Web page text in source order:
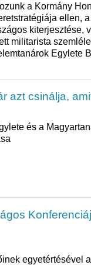
a Kormány
ellen,
kiterjesztése,
militarista
Egylete
azt csinálja,
és a
egyetértésével